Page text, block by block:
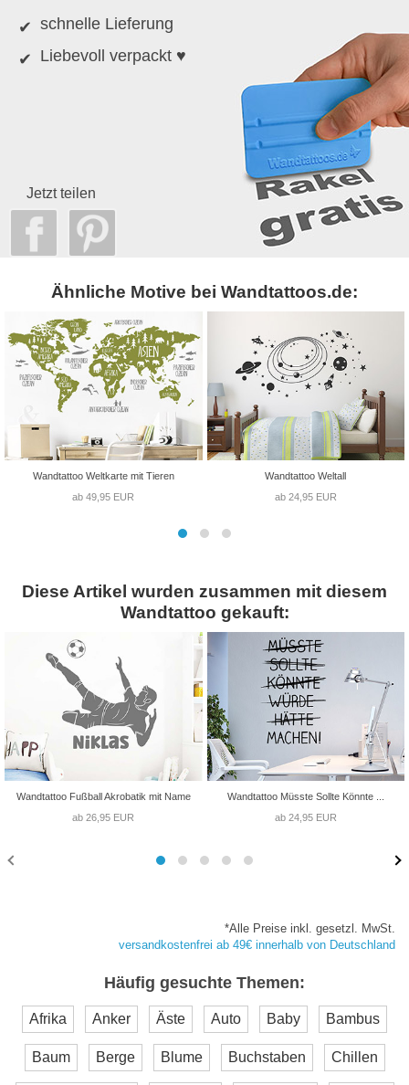
schnelle Lieferung
Liebevoll verpackt ♥
Jetzt teilen
Ähnliche Motive bei Wandtattoos.de:
Wandtattoo Weltkarte mit Tieren
ab 49,95 EUR
Wandtattoo Weltall
ab 24,95 EUR
Diese Artikel wurden zusammen mit diesem
Wandtattoo gekauft:
Wandtattoo Fußball Akrobatik mit Name
ab 26,95 EUR
Wandtattoo Müsste Sollte Könnte ...
ab 24,95 EUR
*Alle Preise inkl. gesetzl. MwSt.
versandkostenfrei ab 49€ innerhalb von Deutschland
Häufig gesuchte Themen:
Afrika Anker Äste Auto Baby Bambus
Baum Berge Blume Buchstaben Chillen